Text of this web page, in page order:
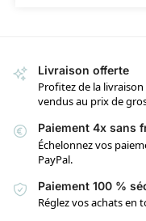
Livraison offerte
Profitez de la
vendus au prix de
Paiement 4x sans
Échelonnez vos
PayPal.
Paiement 100 %
Réglez vos achats en